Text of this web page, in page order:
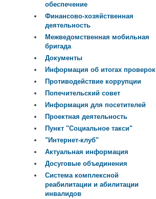
обеспечение
Финансово-хозяйственная
деятельность
Межведомственная мобильная
бригада
Документы
Информация об итогах проверок
Противодействие коррупции
Попечительский совет
Информация для посетителей
Проектная деятельность
Пункт "Социальное такси"
"Интернет-клуб"
Актуальная информация
Досуговые объединения
Система комплексной
реабилитации и абилитации
инвалидов